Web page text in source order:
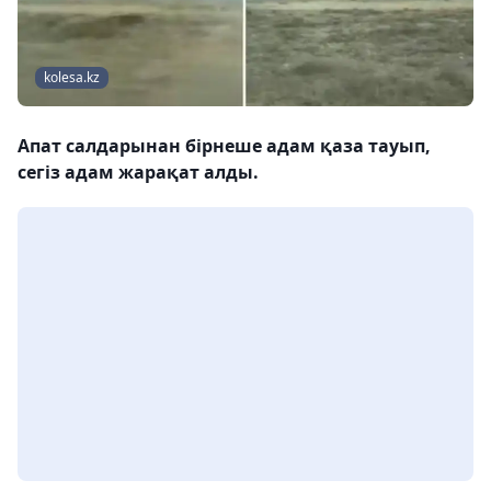
kolesa.kz
Апат салдарынан бірнеше адам қаза тауып,
сегіз адам жарақат алды.